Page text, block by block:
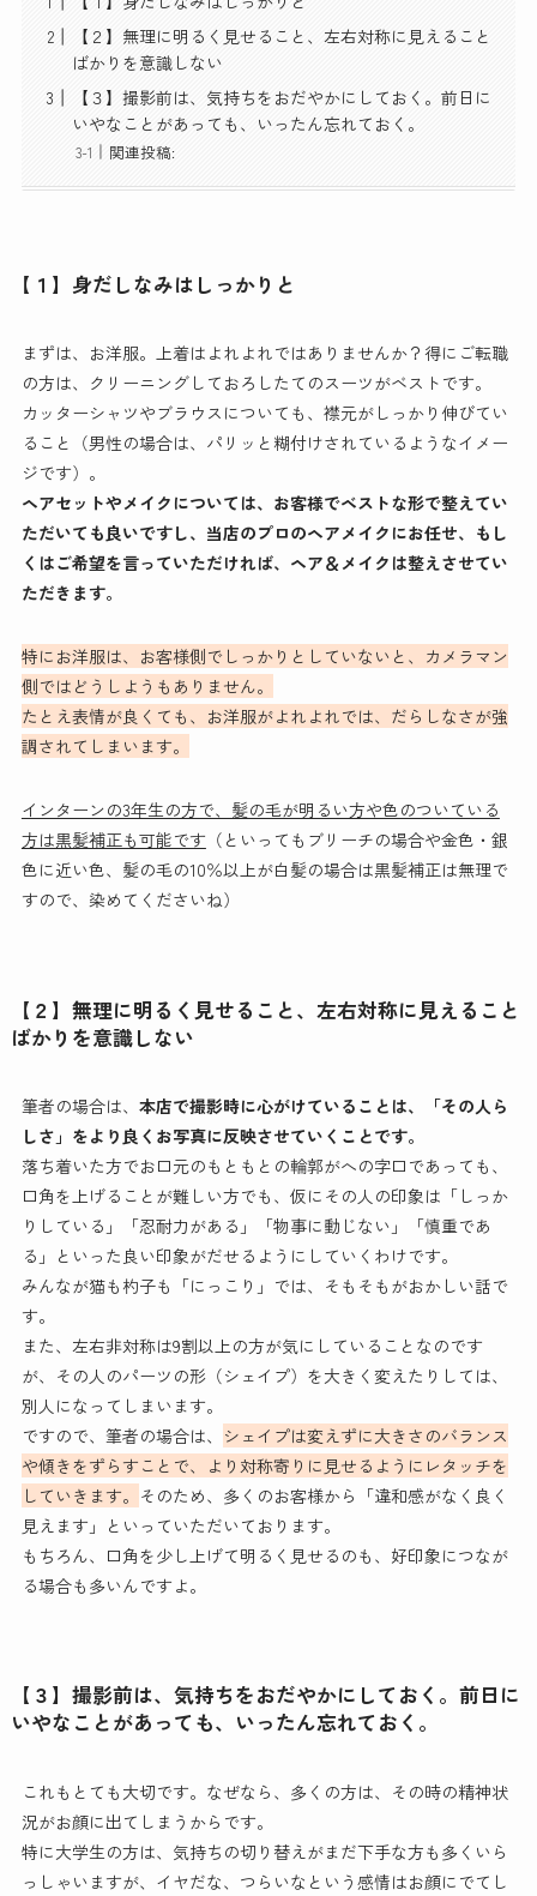
【２】無理に明るく見せること、左右対称に見えること
ばかりを意識しない
【３】撮影前は、気持ちをおだやかにしておく。前日に
いやなことがあっても、いったん忘れておく。
関連投稿:
【１】身だしなみはしっかりと
まずは、お洋服。上着はよれよれではありませんか？得にご転職
の方は、クリーニングしておろしたてのスーツがベストです。
カッターシャツやブラウスについても、襟元がしっかり伸びてい
ること（男性の場合は、パリッと糊付けされているようなイメー
ジです）。
ヘアセットやメイクについては、お客様でベストな形で整えてい
ただいても良いですし、当店のプロのヘアメイクにお任せ、もし
くはご希望を言っていただければ、ヘア＆メイクは整えさせてい
ただきます。
特にお洋服は、お客様側でしっかりとしていないと、カメラマン
側ではどうしようもありません。
たとえ表情が良くても、お洋服がよれよれでは、だらしなさが強
調されてしまいます。
インターンの3年生の方で、髪の毛が明るい方や色のついている
方は黒髪補正も可能です （といってもブリーチの場合や金色・銀
色に近い色、髪の毛の10％以上が白髪の場合は黒髪補正は無理で
すので、染めてくださいね）
【２】無理に明るく見せること、左右対称に見えること
ばかりを意識しない
筆者の場合は、 本店で撮影時に心がけていることは、「その人ら
しさ」をより良くお写真に反映させていくことです。
落ち着いた方でお口元のもともとの輪郭がへの字口であっても、
口角を上げることが難しい方でも、仮にその人の印象は「しっか
りしている」「忍耐力がある」「物事に動じない」「慎重であ
る」といった良い印象がだせるようにしていくわけです。
みんなが猫も杓子も「にっこり」では、そもそもがおかしい話で
す。
また、左右非対称は9割以上の方が気にしていることなのです
が、その人のパーツの形（シェイプ）を大きく変えたりしては、
別人になってしまいます。
ですので、筆者の場合は、 シェイプは変えずに大きさのバランス
や傾きをずらすことで、より対称寄りに見せるようにレタッチを
していきます。 そのため、多くのお客様から「違和感がなく良く
見えます」といっていただいております。
もちろん、口角を少し上げて明るく見せるのも、好印象につなが
る場合も多いんですよ。
【３】撮影前は、気持ちをおだやかにしておく。前日に
いやなことがあっても、いったん忘れておく。
これもとても大切です。なぜなら、多くの方は、その時の精神状
況がお顔に出てしまうからです。
特に大学生の方は、気持ちの切り替えがまだ下手な方も多くいら
っしゃいますが、イヤだな、つらいなという感情はお顔にでてし